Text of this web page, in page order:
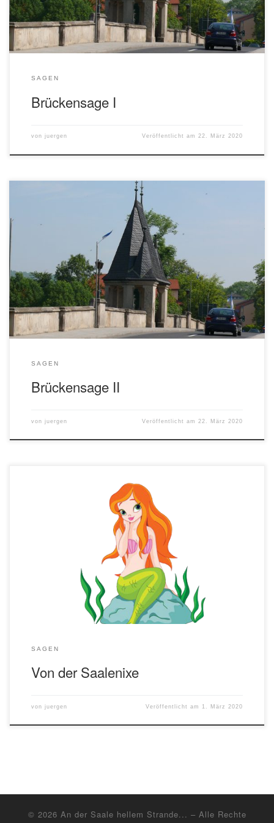
SAGEN
Brückensage I
von juergen Veröffentlicht am22. März 2020
Zwei Schwestern hatten auf der Wenzendorfer Flur Feldfrüchte
geholt. Als die eine derselben den schweren Korb auf das Geländer
der alten Brücke gestellt hatte, um ein wenig auszuruhen, da
wurde sie von ihm in das tiefe Wasser gezogen. Die andere
Schwester, die ihr zur Hilfe eilte, traf dasselbe Schicksal. Zum […]
SAGEN
Brückensage II
von juergen Veröffentlicht am22. März 2020
Vor vielen, vielen Jahren führte die Saalenixe ein herrliches, freies
Leben. Sie Spielte mit ihren Gefährtinnen und Gefährten im
Wasser, führte in Vollmondnächten lustige Reigen auf und durfte in
jedem Monat einmal ans Land gehen, um das Leben der
Menschen kennenzulernen. Aber anzusprechen oder gar in näheren
Verkehr mit ihnen […]
SAGEN
Von der Saalenixe
von juergen Veröffentlicht am 1. März 2020
© 2026 An der Saale hellem Strande... – Alle Rechte